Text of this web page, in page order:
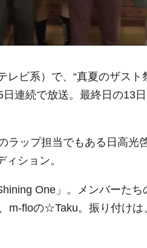
ビ系）で、“真夏のザスト
連続で放送。最終日の13
ラップ担当でもある日高光
ション。
One」。メンバーた
m-floの☆Taku。振り付け